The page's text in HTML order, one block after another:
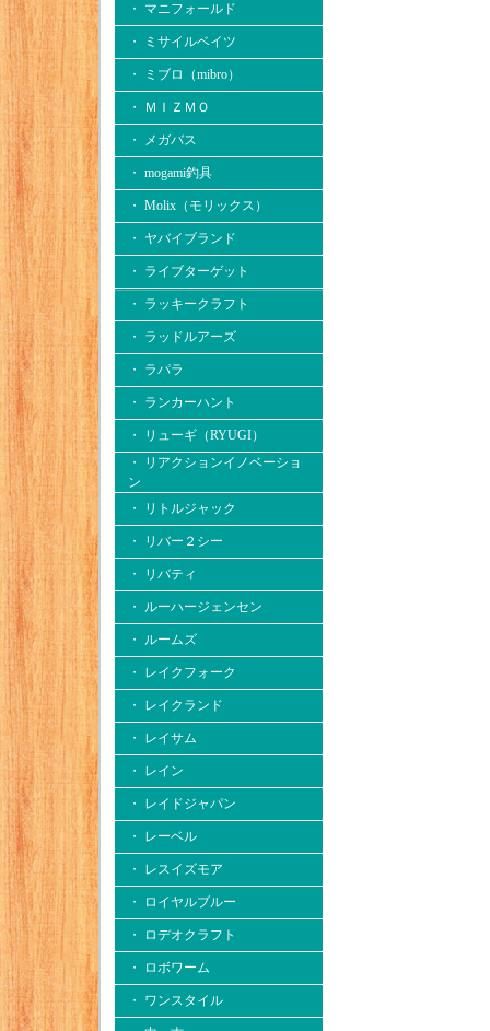
・ マニフォールド
・ ミサイルベイツ
・ ミブロ（mibro）
・ ＭＩＺＭＯ
・ メガバス
・ mogami釣具
・ Molix（モリックス）
・ ヤバイブランド
・ ライブターゲット
・ ラッキークラフト
・ ラッドルアーズ
・ ラパラ
・ ランカーハント
・ リューギ（RYUGI）
・ リアクションイノベーショ
ン
・ リトルジャック
・ リバー２シー
・ リバティ
・ ルーハージェンセン
・ ルームズ
・ レイクフォーク
・ レイクランド
・ レイサム
・ レイン
・ レイドジャパン
・ レーベル
・ レスイズモア
・ ロイヤルブルー
・ ロデオクラフト
・ ロボワーム
・ ワンスタイル